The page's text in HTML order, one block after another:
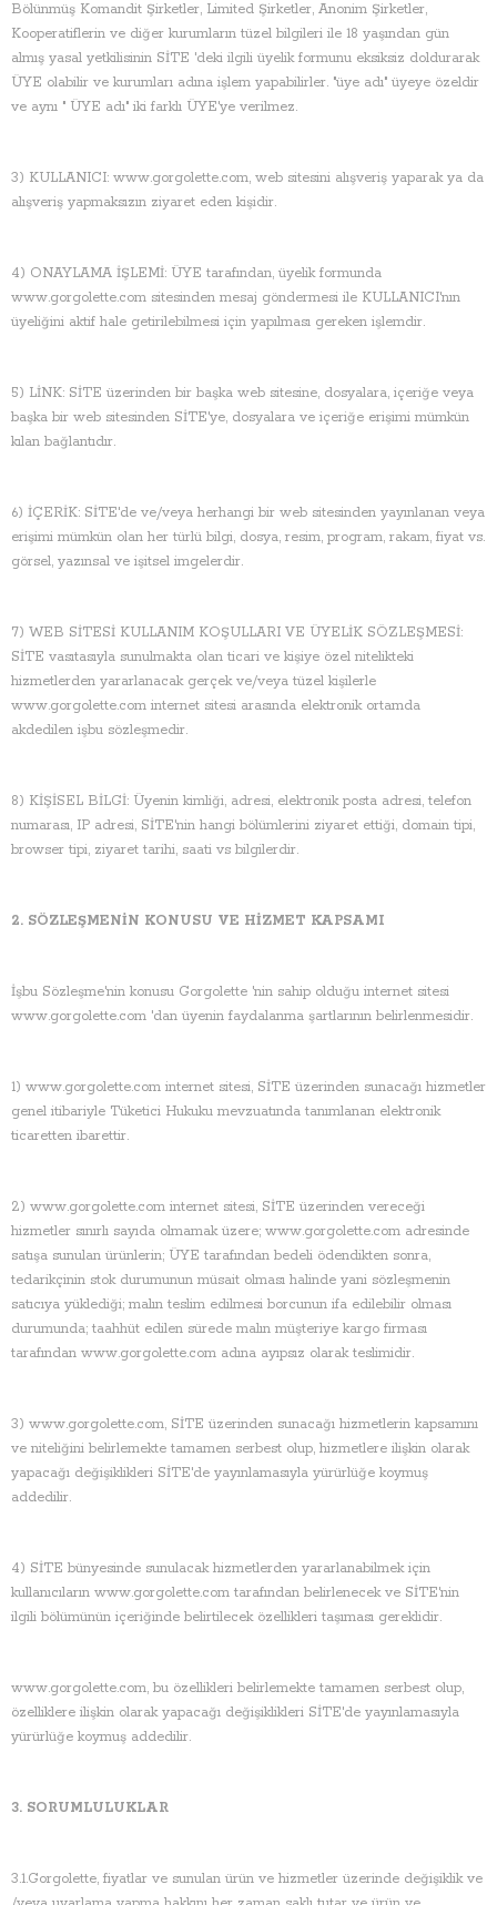
Bölünmüş Komandit Şirketler, Limited Şirketler, Anonim Şirketler,
Kooperatiflerin ve diğer kurumların tüzel bilgileri ile 18 yaşından gün
almış yasal yetkilisinin SİTE 'deki ilgili üyelik formunu eksiksiz doldurarak
ÜYE olabilir ve kurumları adına işlem yapabilirler. "üye adı" üyeye özeldir
ve aynı " ÜYE adı" iki farklı ÜYE'ye verilmez.
3) KULLANICI: www.gorgolette.com, web sitesini alışveriş yaparak ya da
alışveriş yapmaksızın ziyaret eden kişidir.
4) ONAYLAMA İŞLEMİ: ÜYE tarafından, üyelik formunda
www.gorgolette.com sitesinden mesaj göndermesi ile KULLANICI'nın
üyeliğini aktif hale getirilebilmesi için yapılması gereken işlemdir.
5) LİNK: SİTE üzerinden bir başka web sitesine, dosyalara, içeriğe veya
başka bir web sitesinden SİTE'ye, dosyalara ve içeriğe erişimi mümkün
kılan bağlantıdır.
6) İÇERİK: SİTE'de ve/veya herhangi bir web sitesinden yayınlanan veya
erişimi mümkün olan her türlü bilgi, dosya, resim, program, rakam, fiyat vs.
görsel, yazınsal ve işitsel imgelerdir.
7) WEB SİTESİ KULLANIM KOŞULLARI VE ÜYELİK SÖZLEŞMESİ:
SİTE vasıtasıyla sunulmakta olan ticari ve kişiye özel nitelikteki
hizmetlerden yararlanacak gerçek ve/veya tüzel kişilerle
www.gorgolette.com internet sitesi arasında elektronik ortamda
akdedilen işbu sözleşmedir.
8) KİŞİSEL BİLGİ: Üyenin kimliği, adresi, elektronik posta adresi, telefon
numarası, IP adresi, SİTE'nin hangi bölümlerini ziyaret ettiği, domain tipi,
browser tipi, ziyaret tarihi, saati vs bilgilerdir.
2. SÖZLEŞMENİN KONUSU VE HİZMET KAPSAMI
İşbu Sözleşme'nin konusu Gorgolette 'nin sahip olduğu internet sitesi
www.gorgolette.com 'dan üyenin faydalanma şartlarının belirlenmesidir.
1) www.gorgolette.com internet sitesi, SİTE üzerinden sunacağı hizmetler
genel itibariyle Tüketici Hukuku mevzuatında tanımlanan elektronik
ticaretten ibarettir.
2) www.gorgolette.com internet sitesi, SİTE üzerinden vereceği
hizmetler sınırlı sayıda olmamak üzere; www.gorgolette.com adresinde
satışa sunulan ürünlerin; ÜYE tarafından bedeli ödendikten sonra,
tedarikçinin stok durumunun müsait olması halinde yani sözleşmenin
satıcıya yüklediği; malın teslim edilmesi borcunun ifa edilebilir olması
durumunda; taahhüt edilen sürede malın müşteriye kargo firması
tarafından www.gorgolette.com adına ayıpsız olarak teslimidir.
3) www.gorgolette.com, SİTE üzerinden sunacağı hizmetlerin kapsamını
ve niteliğini belirlemekte tamamen serbest olup, hizmetlere ilişkin olarak
yapacağı değişiklikleri SİTE'de yayınlamasıyla yürürlüğe koymuş
addedilir.
4) SİTE bünyesinde sunulacak hizmetlerden yararlanabilmek için
kullanıcıların www.gorgolette.com tarafından belirlenecek ve SİTE'nin
ilgili bölümünün içeriğinde belirtilecek özellikleri taşıması gereklidir.
www.gorgolette.com, bu özellikleri belirlemekte tamamen serbest olup,
özelliklere ilişkin olarak yapacağı değişiklikleri SİTE'de yayınlamasıyla
yürürlüğe koymuş addedilir.
3. SORUMLULUKLAR
3.1.Gorgolette, fiyatlar ve sunulan ürün ve hizmetler üzerinde değişiklik ve